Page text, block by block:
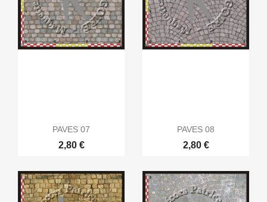
PAVES 07
2,80 €
PAVES 08
2,80 €